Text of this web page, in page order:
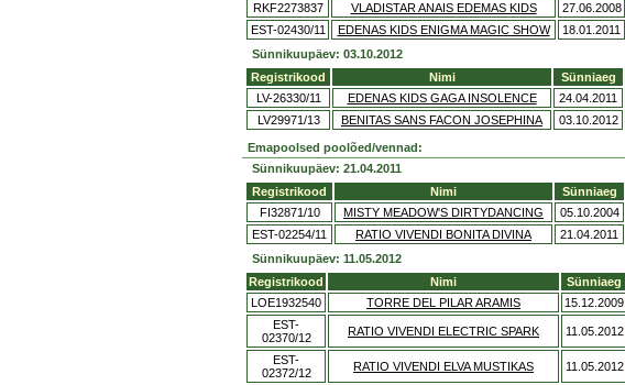
RKF2273837
VLADISTAR ANAIS EDEMAS KIDS 27.06.2008
EST-02430/11
EDENAS KIDS ENIGMA MAGIC SHOW 18.01.2011
Sünnikuupäev: 03.10.2012
Registrikood
Nimi Sünniaeg
LV-26330/11
EDENAS KIDS GAGA INSOLENCE 24.04.2011
LV29971/13
BENITAS SANS FACON JOSEPHINA 03.10.2012
Emapoolsed poolõed/vennad:
Sünnikuupäev: 21.04.2011
Registrikood
Nimi Sünniaeg
FI32871/10
MISTY MEADOW'S DIRTYDANCING 05.10.2004
EST-02254/11
RATIO VIVENDI BONITA DIVINA 21.04.2011
Sünnikuupäev: 11.05.2012
Registrikood
Nimi Sünniaeg
LOE1932540
TORRE DEL PILAR ARAMIS 15.12.2009
EST-
02370/12
RATIO VIVENDI ELECTRIC SPARK 11.05.2012
EST-
02372/12
RATIO VIVENDI ELVA MUSTIKAS 11.05.2012